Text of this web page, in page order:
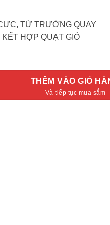
TỪ TRƯỜNG QUAY
HỢP QUẠT GIÓ
THÊM VÀO GIỎ